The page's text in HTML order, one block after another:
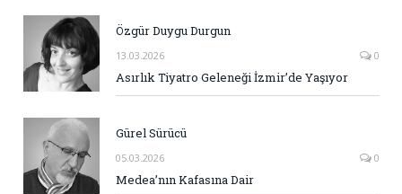
Özgür Duygu Durgun
13.03.2026 0
Asırlık Tiyatro Geleneği İzmir’de Yaşıyor
Gürel Sürücü
05.03.2026 0
Medea’nın Kafasına Dair